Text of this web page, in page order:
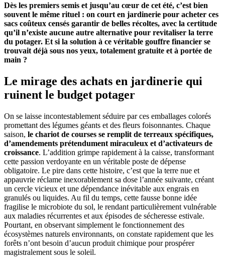
Dès les premiers semis et jusqu’au cœur de cet été, c’est bien
souvent le même rituel : on court en jardinerie pour acheter ces
sacs coûteux censés garantir de belles récoltes, avec la certitude
qu’il n’existe aucune autre alternative pour revitaliser la terre
du potager. Et si la solution à ce véritable gouffre financier se
trouvait déjà sous nos yeux, totalement gratuite et à portée de
main ?
Le mirage des achats en jardinerie qui
ruinent le budget potager
On se laisse incontestablement séduire par ces emballages colorés
promettant des légumes géants et des fleurs foisonnantes. Chaque
saison, le chariot de courses se remplit de terreaux spécifiques,
d’amendements prétendument miraculeux et d’activateurs de
croissance. L’addition grimpe rapidement à la caisse, transformant
cette passion verdoyante en un véritable poste de dépense
obligatoire. Le pire dans cette histoire, c’est que la terre nue et
appauvrie réclame inexorablement sa dose l’année suivante, créant
un cercle vicieux et une dépendance inévitable aux engrais en
granulés ou liquides. Au fil du temps, cette fausse bonne idée
fragilise le microbiote du sol, le rendant particulièrement vulnérable
aux maladies récurrentes et aux épisodes de sécheresse estivale.
Pourtant, en observant simplement le fonctionnement des
écosystèmes naturels environnants, on constate rapidement que les
forêts n’ont besoin d’aucun produit chimique pour prospérer
magistralement sous le soleil.